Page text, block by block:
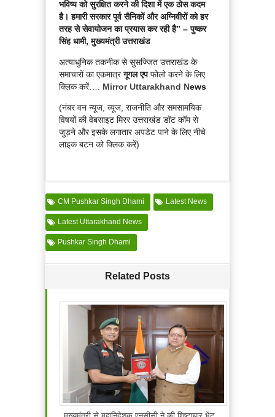
भविष्य को सुरक्षित करने की दिशा में एक ठोस कदम
है। हमारी सरकार पूर्व सैनिकों और अग्निवीरों को हर
तरह से सेवायोजन का प्रयास कर रही है” – पुष्कर
सिंह धामी, मुख्यमंत्री उत्तराखंड
अत्याधुनिक तकनीक से सुसज्जित उत्तराखंड के
समाचारों का एकमात्रगूगल एपफोलो करने के लिए
क्लिक करें…. Mirror Uttarakhand News
(नंबर वन न्यूज, व्यूज, राजनीति और समसामयिक
विषयों की वेबसाइट मिरर उत्तराखंड डॉट कॉम से
जुड़ने और इसके लगातार अपडेट पाने के लिए नीचे
लाइक बटन को क्लिक करें)
CM Pushkar Singh Dhami Latest News
Latest Uttarakhand News
Pushkar Singh Dhami
Related Posts